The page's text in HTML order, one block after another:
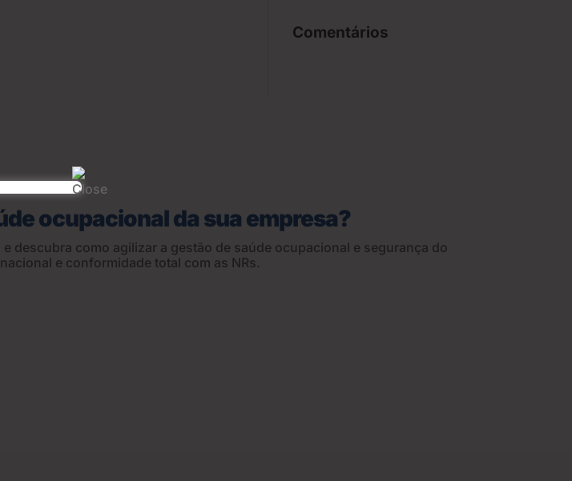
Comentários
ocupacional da sua empresa?
descubra como agilizar a gestão de saúde ocupacional e segurança do
e conformidade total com as NRs.